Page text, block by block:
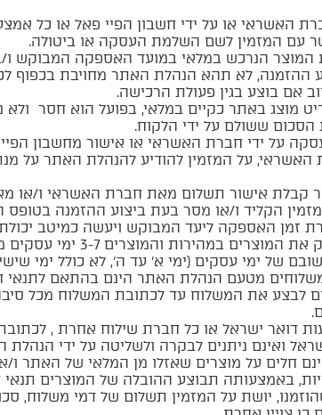
האשראי או על ידי חשבון הפיי פאל או כל
עם המזמין לשם השלמת העסקה או ביטולה.
הנרכש במלאי במועד האספקה המבוקש ו/
ההזמנה, לא תהא הנהלת האתר מחויבת בכפוף
אם בוצע בגין פעולת הרכישה.
מוצג באתר כקיים במלאי, בפועל הוא חסר ולא
ששולם על ידי הלקוח.
על ידי חברת האשראי או אישור מחשבון
האשראי, על המזמין להודיע להנהלת האתר על
אישור תשלום מאת חברת האשראי ו/או
הקליד ו/או מסר בעת ביצוע ההזמנה בטופס
האספקה ליעד המבוקש ויעשה כמיטב יכולתו
והמוצרים 3-7 ימי עסקים מיום קליטת ההזמנה
של ימי עסקים (ימי א’ עד ה’, לא כולל ימי
מטעם הנהלת האתר הינם בהתאם לתנאי
לבצע את המשלוח עד לכתובת המשלוח מכל
דואר ישראל או כל חברת שילוח אחרת ,
ואינם ניתנים לבקרה ולשליטה על ידי
חלים על מוצרים שאזלו מן המלאי של האתר ו/
באמצעותה תבוצע ההובלה של המוצרים תנאי
יושת על המזמין תשלום של דמי משלוח,